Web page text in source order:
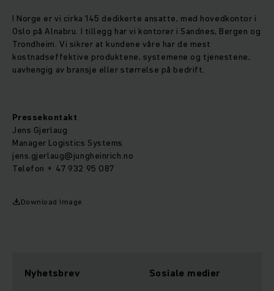
I Norge er vi cirka 145 dedikerte ansatte, med hovedkontor i
Oslo på Alnabru. I tillegg har vi kontorer i Sandnes, Bergen og
Trondheim. Vi sikrer at kundene våre har de mest
kostnadseffektive produktene, systemene og tjenestene,
uavhengig av bransje eller størrelse på bedrift.
Pressekontakt
Jens Gjerlaug
Manager Logistics Systems
jens.gjerlaug@jungheinrich.no
Telefon + 47 932 95 087
Download Image
Nyhetsbrev Sosiale medier